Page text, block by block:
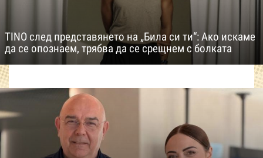
TINO след представянето на „Била си ти“: Ако искаме
да се опознаем, трябва да се срещнем с болката